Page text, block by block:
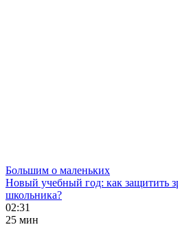
Большим о маленьких
Новый учебный год: как защитить
школьника?
02:31
25 мин